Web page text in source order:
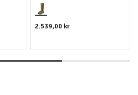
2.539,00 kr